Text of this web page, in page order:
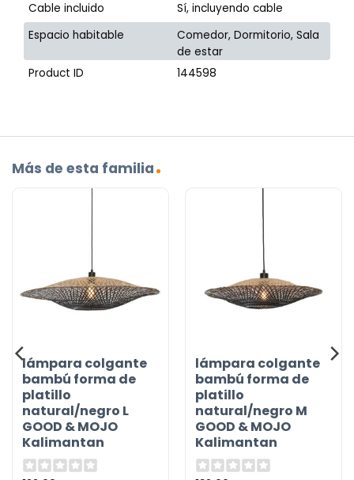
Cable incluido
Sí, incluyendo cable
Espacio habitable
Comedor, Dormitorio, Sala
de estar
Product ID
144598
Más de esta familia
lámpara colgante
bambú forma de
platillo
natural/negro L
GOOD & MOJO
Kalimantan
lámpara colgante
bambú forma de
platillo
natural/negro M
GOOD & MOJO
Kalimantan